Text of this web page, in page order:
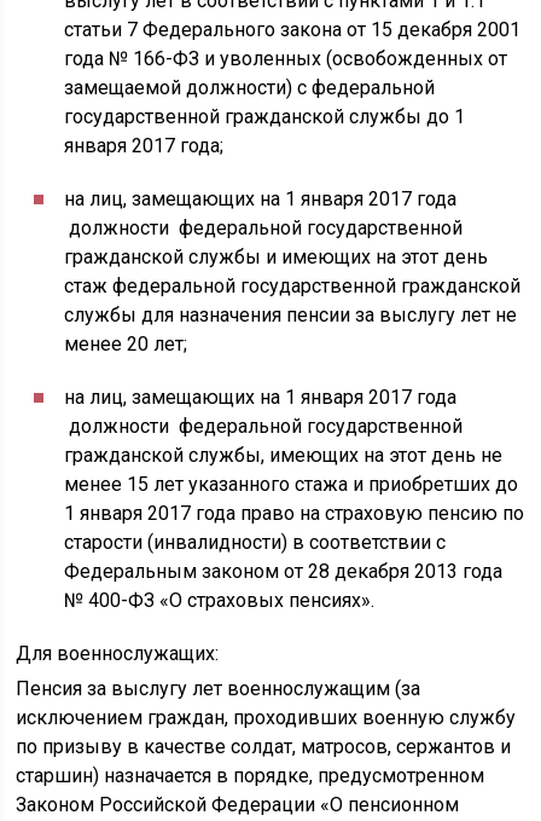
статьи 7 Федерального закона от 15 декабря 2001
года № 166-ФЗ и уволенных (освобожденных от
замещаемой должности) с федеральной
государственной гражданской службы до 1
января 2017 года;
на лиц, замещающих на 1 января 2017 года
должности федеральной государственной
гражданской службы и имеющих на этот день
стаж федеральной государственной гражданской
службы для назначения пенсии за выслугу лет не
менее 20 лет;
на лиц, замещающих на 1 января 2017 года
должности федеральной государственной
гражданской службы, имеющих на этот день не
менее 15 лет указанного стажа и приобретших до
1 января 2017 года право на страховую пенсию по
старости (инвалидности) в соответствии с
Федеральным законом от 28 декабря 2013 года
№ 400-ФЗ «О страховых пенсиях».
Для военнослужащих:
Пенсия за выслугу лет военнослужащим (за
исключением граждан, проходивших военную службу
по призыву в качестве солдат, матросов, сержантов и
старшин) назначается в порядке, предусмотренном
Законом Российской Федерации «О пенсионном